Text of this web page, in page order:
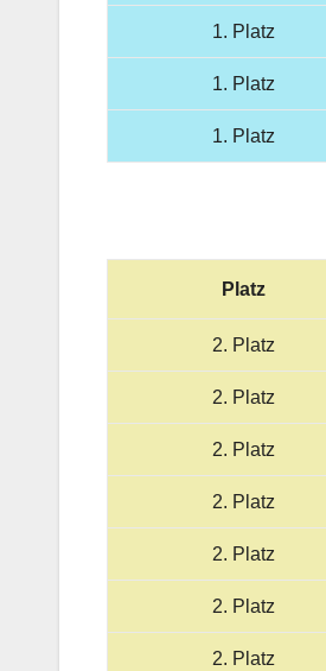
1. Platz
1. Platz
1. Platz
Platz
2. Platz
2. Platz
2. Platz
2. Platz
2. Platz
2. Platz
2. Platz